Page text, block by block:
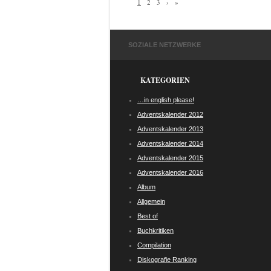
1 2 3 › »
SOZIALE NETZWERKE
KATEGORIEN
…in english please!
Adventskalender 2012
Adventskalender 2013
Adventskalender 2014
Adventskalender 2015
Adventskalender 2016
Album
Allgemein
Best of
Buchkritiken
Compilation
Diskografie Ranking